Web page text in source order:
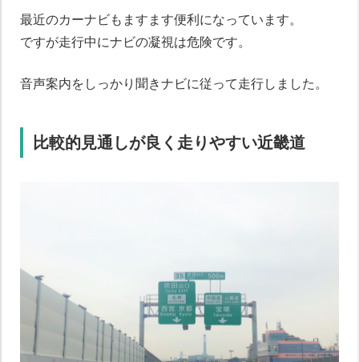
最近のカーナビもますます便利になっています。
ですが走行中にナビの凝視は危険です。
音声案内をしっかり聞きナビに従って走行しました。
比較的見通しが良く走りやすい近畿道